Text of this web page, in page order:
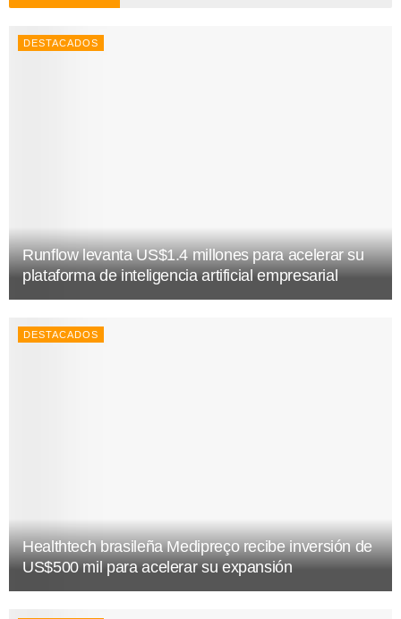
DESTACADOS
Runflow levanta US$1.4 millones para acelerar su
plataforma de inteligencia artificial empresarial
DESTACADOS
Healthtech brasileña Medipreço recibe inversión de
US$500 mil para acelerar su expansión